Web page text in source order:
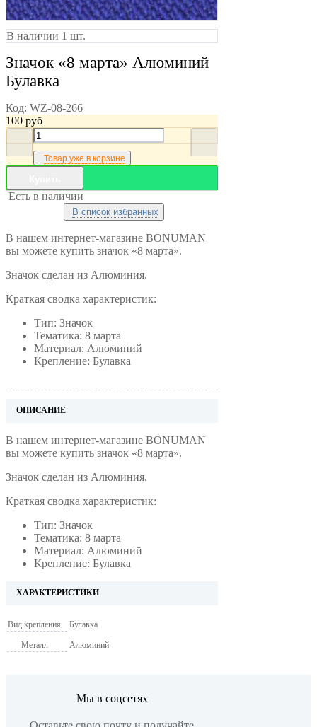
В наличии 1 шт.
Значок «8 марта» Алюминий
Булавка
Код: WZ-08-266
100 руб
Товар уже в корзине
Есть в наличии
В список избранных
В нашем интернет-магазине BONUMAN
вы можете купить значок «8 марта».
Значок сделан из Алюминия.
Краткая сводка характеристик:
Тип: Значок
Тематика: 8 марта
Материал: Алюминий
Крепление: Булавка
ОПИСАНИЕ
В нашем интернет-магазине BONUMAN
вы можете купить значок «8 марта».
Значок сделан из Алюминия.
Краткая сводка характеристик:
Тип: Значок
Тематика: 8 марта
Материал: Алюминий
Крепление: Булавка
ХАРАКТЕРИСТИКИ
Вид крепления Булавка
Металл Алюминий
Мы в соцсетях